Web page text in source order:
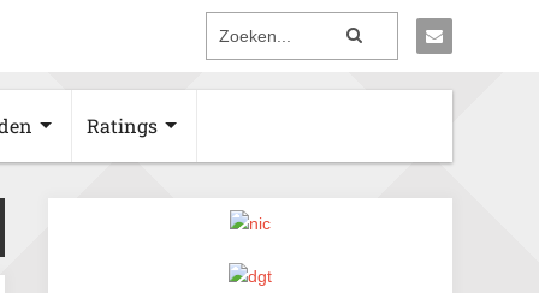
Ratings